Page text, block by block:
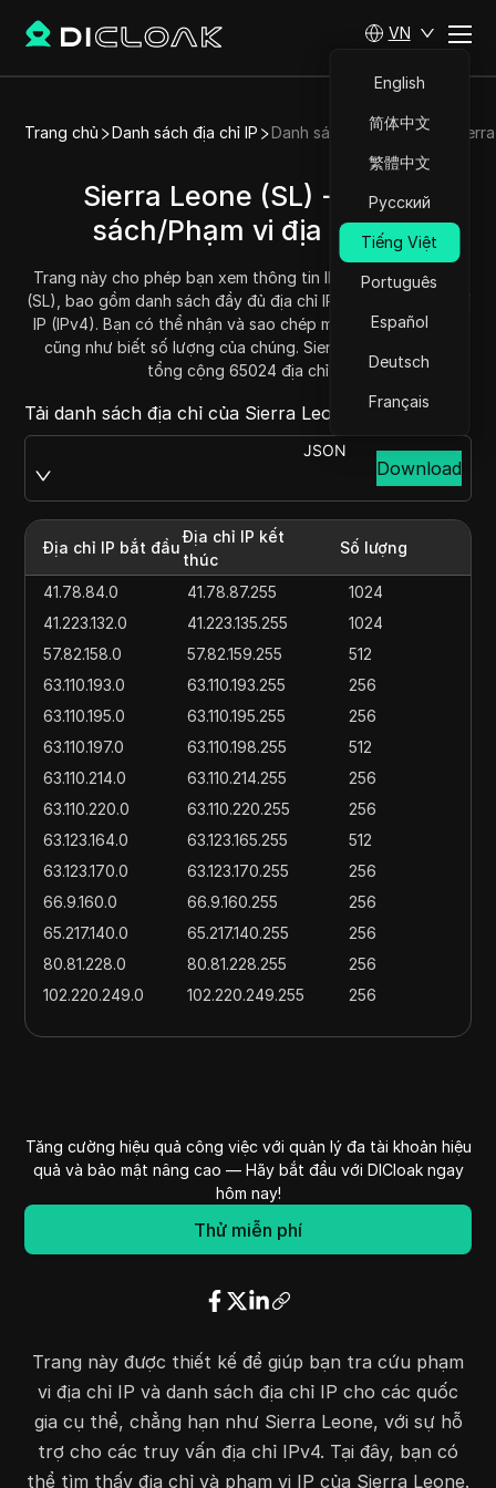
VN
English
简体中文
繁體中文
Русский
Tiếng Việt
Português
Español
Deutsch
Français
Trang chủ Danh sách địa chỉ IP Danh sách địa chỉ IP của
Sierra Leone (SL) - Danh
sách/Phạm vi địa chỉ IP
Trang này cho phép bạn xem thông tin IP của Sierra Leone
(SL), bao gồm danh sách đầy đủ địa chỉ IP và phạm vi địa chỉ
IP (IPv4). Bạn có thể nhận và sao chép mỗi phạm vi địa chỉ,
cũng như biết số lượng của chúng. Sierra Leone hiện có
tổng cộng 65024 địa chỉ IP.
Tải danh sách địa chỉ của Sierra Leone tại:
JSON
Download
Địa chỉ IP bắt đầu
Địa chỉ IP kết
thúc
Số lượng
41.78.84.0 41.78.87.255
1024
41.223.132.0
41.223.135.255
1024
57.82.158.0
57.82.159.255
512
63.110.193.0
63.110.193.255
256
63.110.195.0
63.110.195.255
256
63.110.197.0
63.110.198.255
512
63.110.214.0
63.110.214.255
256
63.110.220.0
63.110.220.255
256
63.123.164.0
63.123.165.255
512
63.123.170.0
63.123.170.255
256
66.9.160.0
66.9.160.255
256
65.217.140.0
65.217.140.255
256
80.81.228.0
80.81.228.255
256
102.220.249.0
102.220.249.255
256
102.207.104.0
102.207.107.255
1024
102.208.243.0
102.208.243.255
256
102.210.193.255
102.22.107.255
129.222.70.0
129.222.71.255
512
160.19.152.0
160.19.155.255
1024
160.20.112.0
160.20.115.255
1024
165.73.236.0
165.73.239.255
1024
Tăng cường hiệu quả công việc với quản lý đa tài khoản hiệu
quả và bảo mật nâng cao — Hãy bắt đầu với DICloak ngay
hôm nay!
Thử miễn phí
Trang này được thiết kế để giúp bạn tra cứu phạm
vi địa chỉ IP và danh sách địa chỉ IP cho các quốc
gia cụ thể, chẳng hạn như Sierra Leone, với sự hỗ
trợ cho các truy vấn địa chỉ IPv4. Tại đây, bạn có
thể tìm thấy địa chỉ và phạm vi IP của Sierra Leone.